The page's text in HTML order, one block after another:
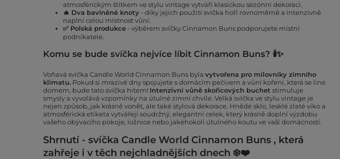
atmosférickým štítkem ve stylu vintage vytváří klasickou sezónní dekoraci.
🔥 Dva bavlněné knoty - díky jejich použití svíčka hoří rovnoměrně a intenzivně
naplní celou místnost vůní.
✅ Polská produkce - výběrem svíčky Cinnamon Buns podporujete místní
podnikatele.
Komu se bude svíčka nejvíce líbit Cinnamon Buns? 🕯️✨
Voňavá svíčka Candle World Cinnamon Buns byla vytvořena pro milovníky zimního
klimatu. Pokud si mrazivé dny spojujete s domácím pečivem a vůní koření, která se line
domem, bude tato svíčka hitem! Intenzivní vůně skořicových buchet stimuluje
smysly a vyvolává vzpomínky na útulné zimní chvíle. Velká svíčka ve stylu vintage je
nejen způsob, jak krásně vonět, ale také stylová dekorace. Hnědé sklo, lesklé zlaté víko a
atmosférická etiketa vytvářejí soudržný, elegantní celek, který krásně doplní výzdobu
vašeho obývacího pokoje, ložnice nebo jakéhokoli útulného koutu ve vaší domácnosti.
Shrnutí - svíčka Candle World Cinnamon Buns , která
zahřeje i v těch nejchladnějších dnech ❄️❤️